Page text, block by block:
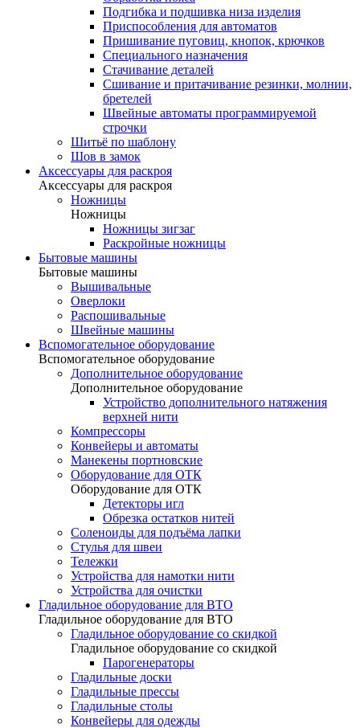
Подгибка и подшивка низа изделия
Приспособления для автоматов
Пришивание пуговиц, кнопок, крючков
Специального назначения
Стачивание деталей
Сшивание и притачивание резинки, молнии,
бретелей
Швейные автоматы программируемой
строчки
Шитьё по шаблону
Шов в замок
Аксессуары для раскроя
Аксессуары для раскроя
Ножницы
Ножницы
Ножницы зигзаг
Раскройные ножницы
Бытовые машины
Бытовые машины
Вышивальные
Оверлоки
Распошивальные
Швейные машины
Вспомогательное оборудование
Вспомогательное оборудование
Дополнительное оборудование
Дополнительное оборудование
Устройство дополнительного натяжения
верхней нити
Компрессоры
Конвейеры и автоматы
Манекены портновские
Оборудование для ОТК
Оборудование для ОТК
Детекторы игл
Обрезка остатков нитей
Соленоиды для подъёма лапки
Стулья для швеи
Тележки
Устройства для намотки нити
Устройства для очистки
Гладильное оборудование для ВТО
Гладильное оборудование для ВТО
Гладильное оборудование со скидкой
Гладильное оборудование со скидкой
Парогенераторы
Гладильные доски
Гладильные прессы
Гладильные столы
Конвейеры для одежды